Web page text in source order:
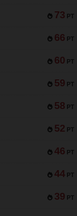
73 PT
66 PT
60 PT
59 PT
58 PT
52 PT
46 PT
44 PT
39 PT